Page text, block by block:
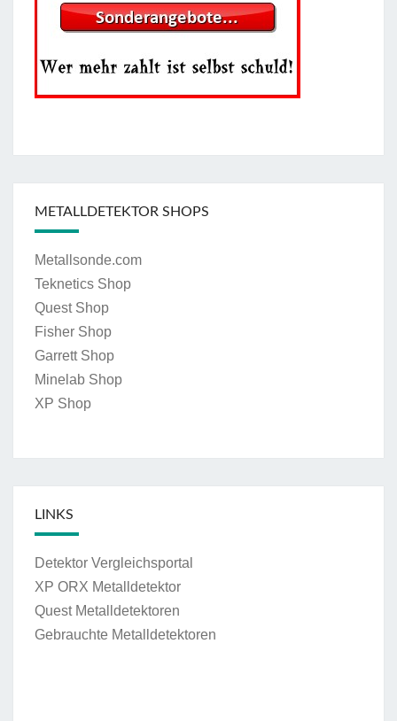
METALLDETEKTOR SHOPS
Metallsonde.com
Teknetics Shop
Quest Shop
Fisher Shop
Garrett Shop
Minelab Shop
XP Shop
LINKS
Detektor Vergleichsportal
XP ORX Metalldetektor
Quest Metalldetektoren
Gebrauchte Metalldetektoren